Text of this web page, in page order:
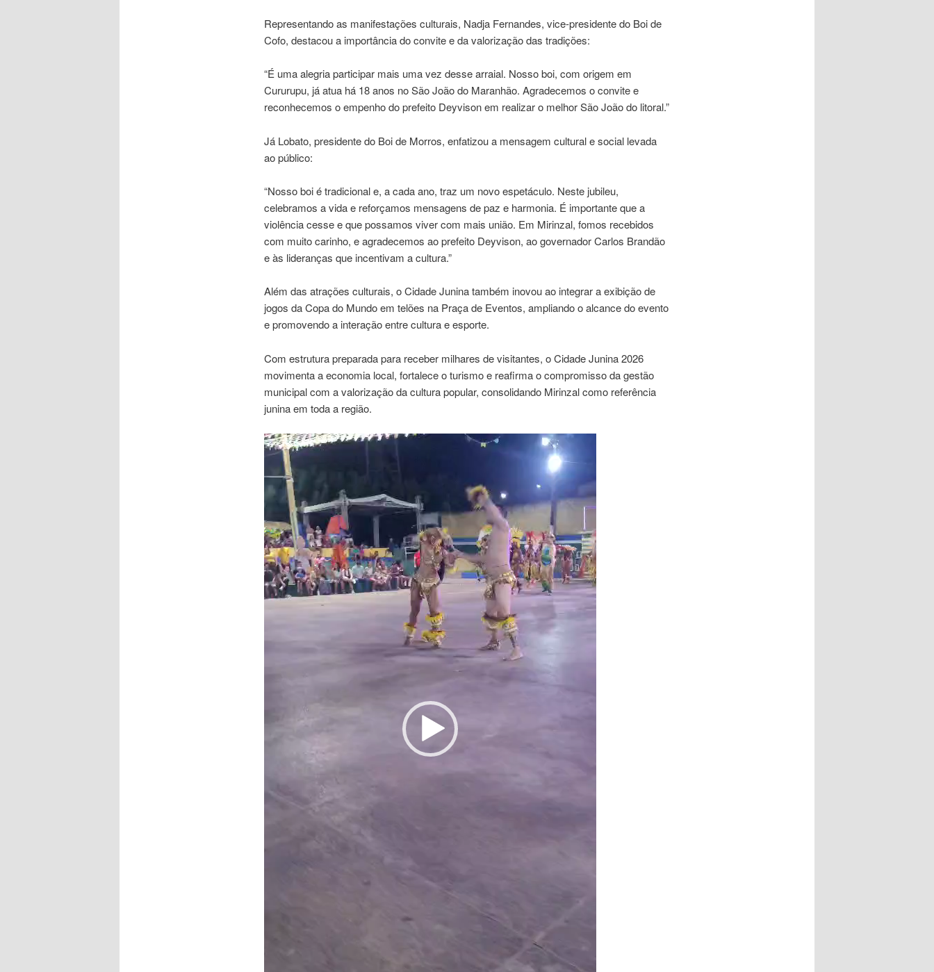
Representando as manifestações culturais, Nadja Fernandes, vice-presidente do Boi de
Cofo, destacou a importância do convite e da valorização das tradições:
“É uma alegria participar mais uma vez desse arraial. Nosso boi, com origem em
Cururupu, já atua há 18 anos no São João do Maranhão. Agradecemos o convite e
reconhecemos o empenho do prefeito Deyvison em realizar o melhor São João do litoral.”
Já Lobato, presidente do Boi de Morros, enfatizou a mensagem cultural e social levada
ao público:
“Nosso boi é tradicional e, a cada ano, traz um novo espetáculo. Neste jubileu,
celebramos a vida e reforçamos mensagens de paz e harmonia. É importante que a
violência cesse e que possamos viver com mais união. Em Mirinzal, fomos recebidos
com muito carinho, e agradecemos ao prefeito Deyvison, ao governador Carlos Brandão
e às lideranças que incentivam a cultura.”
Além das atrações culturais, o Cidade Junina também inovou ao integrar a exibição de
jogos da Copa do Mundo em telões na Praça de Eventos, ampliando o alcance do evento
e promovendo a interação entre cultura e esporte.
Com estrutura preparada para receber milhares de visitantes, o Cidade Junina 2026
movimenta a economia local, fortalece o turismo e reafirma o compromisso da gestão
municipal com a valorização da cultura popular, consolidando Mirinzal como referência
junina em toda a região.
Tocador
de
vídeo